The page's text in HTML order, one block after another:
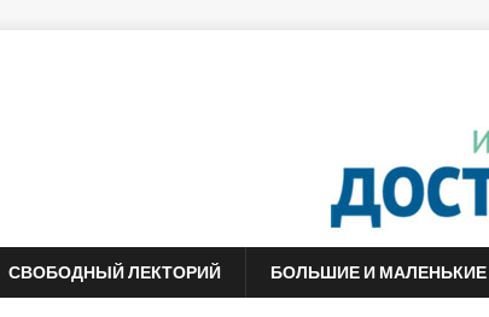
СВОБОДНЫЙ ЛЕКТОРИЙ БОЛЬШИЕ И МАЛЕНЬКИЕ